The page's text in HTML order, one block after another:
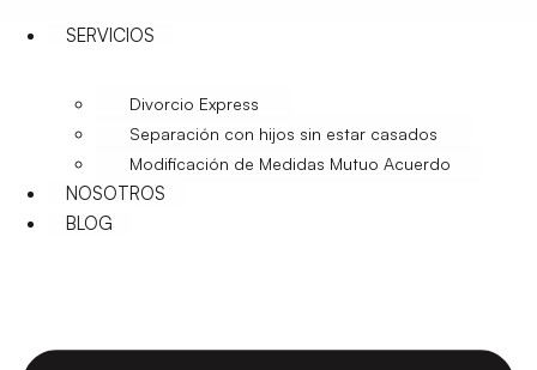
SERVICIOS
Divorcio Express
Separación con hijos sin estar casados
Modificación de Medidas Mutuo Acuerdo
NOSOTROS
BLOG